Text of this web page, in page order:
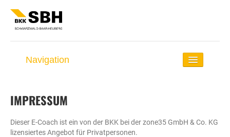
Navigation
Lauf-Coach
Rund ums Laufen
IMPRESSUM
Dieser E-Coach ist ein von der BKK bei der zone35 GmbH & Co. KG
lizensiertes Angebot für Privatpersonen.